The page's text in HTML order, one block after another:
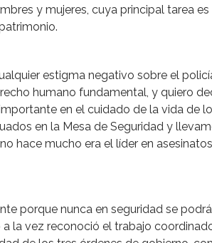
y mujeres, cuya principal tarea es
estigma negativo sobre el
humano fundamental, y quiero
en el cuidado de la vida de
en la Mesa de Seguridad y
hace mucho era el líder en
porque nunca en seguridad se podrá
la vez reconoció el trabajo